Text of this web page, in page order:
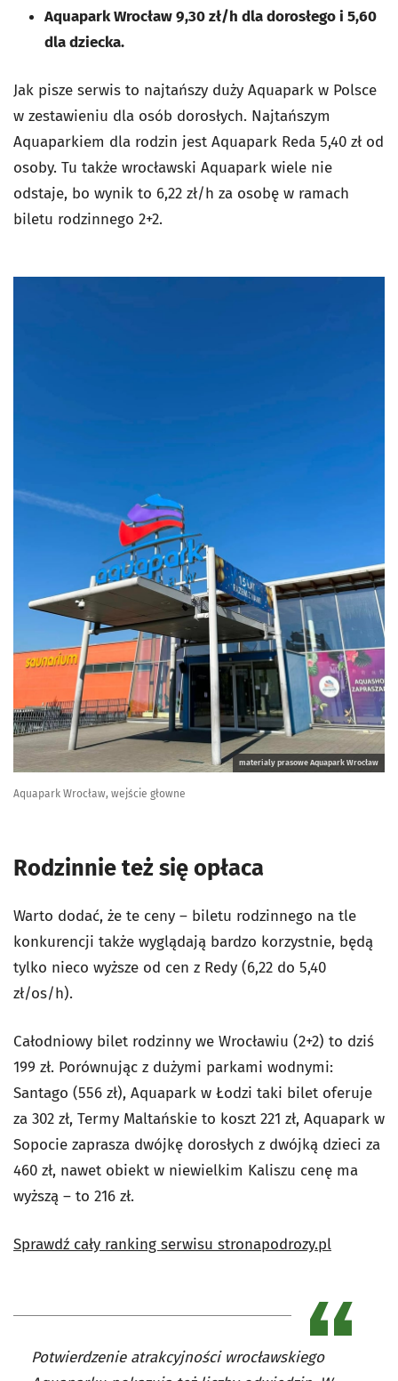
Aquapark Wrocław 9,30 zł/h dla dorosłego i 5,60
dla dziecka.
Jak pisze serwis to najtańszy duży Aquapark w Polsce
w zestawieniu dla osób dorosłych. Najtańszym
Aquaparkiem dla rodzin jest Aquapark Reda 5,40 zł od
osoby. Tu także wrocławski Aquapark wiele nie
odstaje, bo wynik to 6,22 zł/h za osobę w ramach
biletu rodzinnego 2+2.
materialy prasowe Aquapark Wrocław
Aquapark Wrocław, wejście głowne
Rodzinnie też się opłaca
Warto dodać, że te ceny – biletu rodzinnego na tle
konkurencji także wyglądają bardzo korzystnie, będą
tylko nieco wyższe od cen z Redy (6,22 do 5,40
zł/os/h).
Całodniowy bilet rodzinny we Wrocławiu (2+2) to dziś
199 zł. Porównując z dużymi parkami wodnymi:
Santago (556 zł), Aquapark w Łodzi taki bilet oferuje
za 302 zł, Termy Maltańskie to koszt 221 zł, Aquapark w
Sopocie zaprasza dwójkę dorosłych z dwójką dzieci za
460 zł, nawet obiekt w niewielkim Kaliszu cenę ma
wyższą – to 216 zł.
Sprawdź cały ranking serwisu stronapodrozy.pl
Potwierdzenie atrakcyjności wrocławskiego